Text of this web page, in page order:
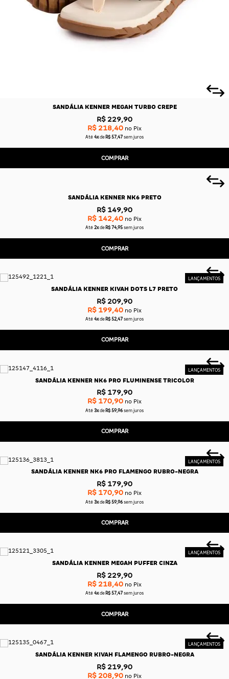
SANDÁLIA KENNER MEGAH TURBO CREPE
R$ 229,90
R$ 218,40 no Pix
Até 4x de R$ 57,47 sem juros
COMPRAR
SANDÁLIA KENNER NK6 PRETO
R$ 149,90
R$ 142,40 no Pix
Até 2x de R$ 74,95 sem juros
COMPRAR
SANDÁLIA KENNER KIVAH DOTS L7 PRETO
R$ 209,90
R$ 199,40 no Pix
Até 4x de R$ 52,47 sem juros
COMPRAR
SANDÁLIA KENNER NK6 PRO FLUMINENSE TRICOLOR
R$ 179,90
R$ 170,90 no Pix
Até 3x de R$ 59,96 sem juros
COMPRAR
SANDÁLIA KENNER NK6 PRO FLAMENGO RUBRO-NEGRA
R$ 179,90
R$ 170,90 no Pix
Até 3x de R$ 59,96 sem juros
COMPRAR
SANDÁLIA KENNER MEGAH PUFFER CINZA
R$ 229,90
R$ 218,40 no Pix
Até 4x de R$ 57,47 sem juros
COMPRAR
SANDÁLIA KENNER KIVAH FLAMENGO RUBRO-NEGRA
R$ 219,90
R$ 208,90 no Pix